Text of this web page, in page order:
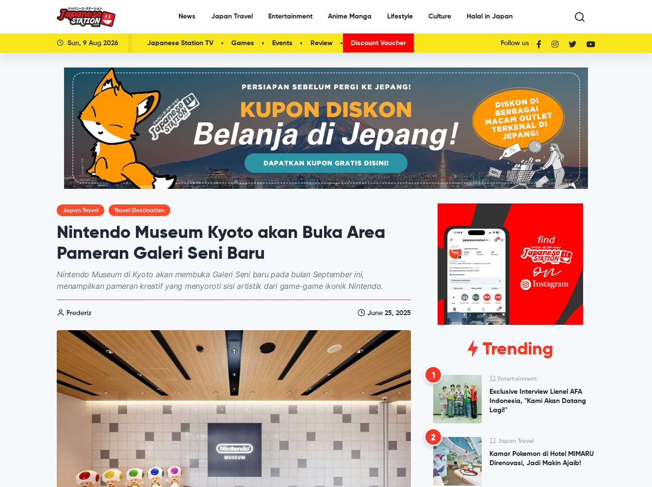
News Japan Travel Entertainment Anime Manga Lifestyle Culture Halal in Japan
Sun, 9 Aug 2026 Japanese Station TV Games Events Review Discount Voucher Follow us
Japan Travel Travel Destination
Nintendo Museum Kyoto akan Buka Area
Pameran Galeri Seni Baru
Nintendo Museum di Kyoto akan membuka Galeri Seni baru pada bulan September ini,
menampilkan pameran kreatif yang menyoroti sisi artistik dari game-game ikonik Nintendo.
Frederiz June 25, 2025
Trending
1 Entertainment
Exclusive Interview Lienel AFA
Indonesia, "Kami Akan Datang
Lagi!"
2 Japan Travel
Kamar Pokemon di Hotel MIMARU
Direnovasi, Jadi Makin Ajaib!